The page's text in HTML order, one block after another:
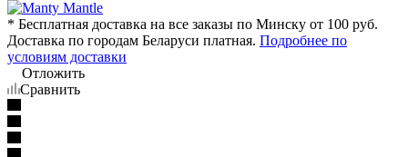
* Бесплатная доставка на все заказы по Минску от 100 руб.
Доставка по городам Беларуси платная. Подробнее по
условиям доставки
Отложить
Сравнить